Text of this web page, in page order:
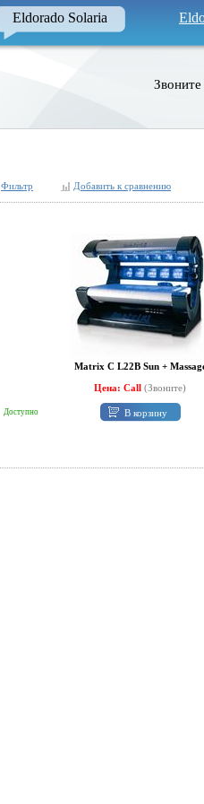
Eldorado Solaria
Фильтр Добавить к сравнению
Matrix C L22B Sun +
Цена: Call(Звоните)
Доступно В корзину